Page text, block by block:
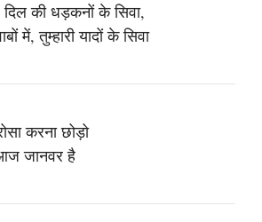
दिल की धड़कनों के सिवा,
में, तुम्हारी यादों के सिवा
करना छोड़ो
जानवर है